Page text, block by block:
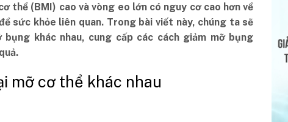
thể (BMI) cao và vòng eo lớn có nguy cơ cao hơn về
sức khỏe liên quan. Trong bài viết này, chúng ta sẽ
khác nhau, cung cấp các cách giảm mỡ bụng
mỡ cơ thể khác nhau